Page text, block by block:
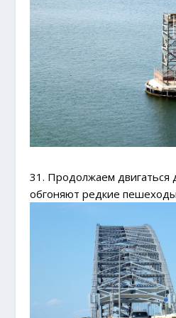
31. Продолжаем
обгоняют редкие